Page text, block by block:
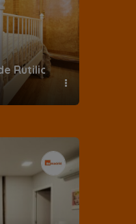
Rutilio Gaci